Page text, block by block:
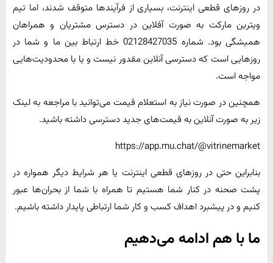
در روزهای قطعی اینترنت، بسیاری از فرآیندها متوقف شدند، اما تیم
ویترین مارکت به صورت آفلاین در دسترس مشتریان و همراهان
همیشگی بود. شماره 02128427035 خط ارتباط بین ما و شما در
روزهایی است که دسترسی آنلاین مقدور نیست و یا با محدودیت‌هایی
مواجه است.
همچنین در صورت نیاز به استعلام قیمت می‌توانید با مراجعه به لینک
زیر به صورت آنلاین به قیمت‌های جدید دسترسی داشته باشید.
https://app.mu.chat/@vitrinemarket
بنابراین حتی در روزهای قطعی اینترنت یا هر شرایط دیگر همواره در
پشت صحنه در کنار شما هستیم تا همراه با شما از بحران‌ها عبور
کنیم و در پیشبرد اهداف کسب و کار شما ارتباطی پایدار داشته باشیم.
ما با هم ادامه می‌دهیم